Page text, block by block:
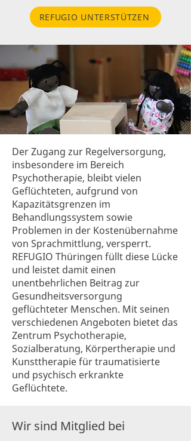
REFUGIO UNTERSTÜTZEN
Der Zugang zur Regelversorgung,
insbesondere im Bereich
Psychotherapie, bleibt vielen
Geflüchteten, aufgrund von
Kapazitätsgrenzen im
Behandlungssystem sowie
Problemen in der Kostenübernahme
von Sprachmittlung, versperrt.
REFUGIO Thüringen füllt diese Lücke
und leistet damit einen
unentbehrlichen Beitrag zur
Gesundheitsversorgung
geflüchteter Menschen. Mit seinen
verschiedenen Angeboten bietet das
Zentrum Psychotherapie,
Sozialberatung, Körpertherapie und
Kunsttherapie für traumatisierte
und psychisch erkrankte
Geflüchtete.
Wir sind Mitglied bei